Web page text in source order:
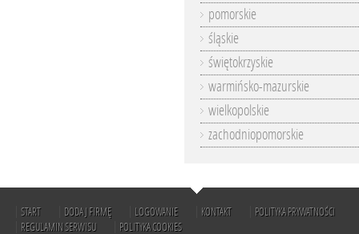
pomorskie
śląskie
świętokrzyskie
warmińsko-mazurskie
wielkopolskie
zachodniopomorskie
START DODAJ FIRMĘ LOGOWANIE KONTAKT
POLITYKA PRYWATNOŚCI
REGULAMIN SERWISU
POLITYKA COOKIES